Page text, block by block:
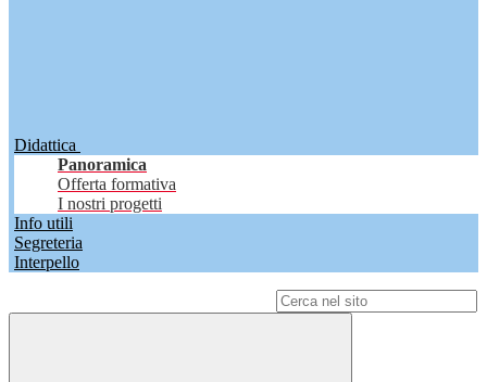
Didattica
Panoramica
Offerta formativa
I nostri progetti
Info utili
Segreteria
Interpello